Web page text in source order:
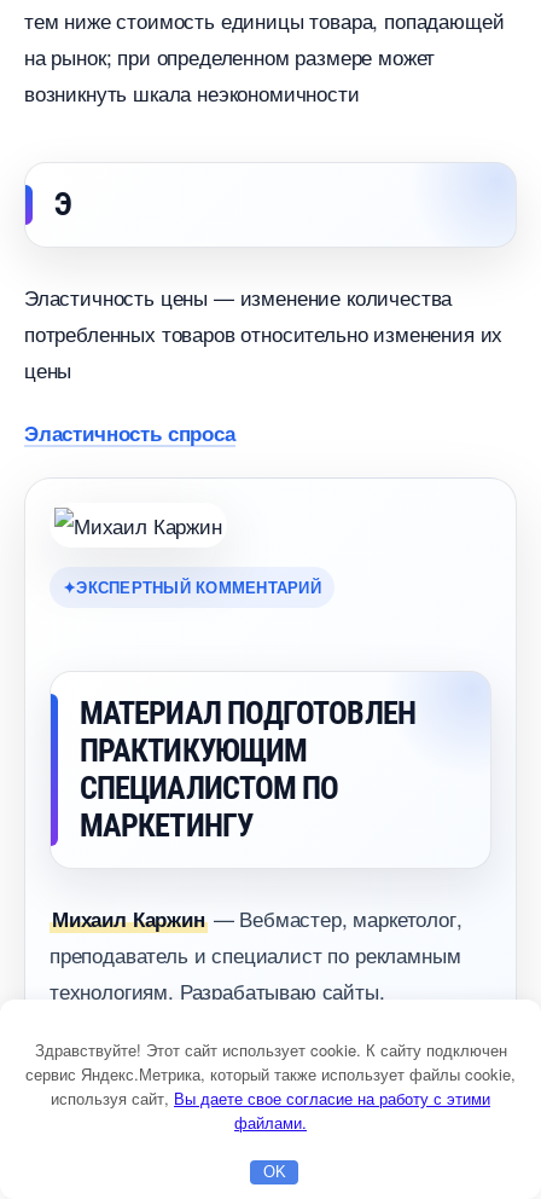
тем ниже стоимость единицы товара, попадающей
на рынок; при определенном размере может
озникнуть шкала неэкономичности
Э
Эластичность цены — изменение количества
потребленных товаров относительно изменения их
цены
Эластичность спроса
ЭКСПЕРТНЫЙ КОММЕНТАРИЙ
МАТЕРИАЛ ПОДГОТОВЛЕН
ПРАКТИКУЮЩИМ
СПЕЦИАЛИСТОМ ПО
МАРКЕТИНГУ
Михаил Каржин— Вебмастер, маркетолог,
преподаватель и специалист по рекламным
технологиям. Разрабатываю сайты,
для бизнеса. Работаю с Яндекс Директ, SEO,
контентом, аналитикой и комплексным
интернет-маркетингом. Пишу полезные статьи
Здравствуйте! Этот сайт использует cookie. К сайту подключен
сервис Яндекс.Метрика, который также использует файлы cookie,
используя сайт, ы даете свое согласие на работу с этими
файлами.
OK